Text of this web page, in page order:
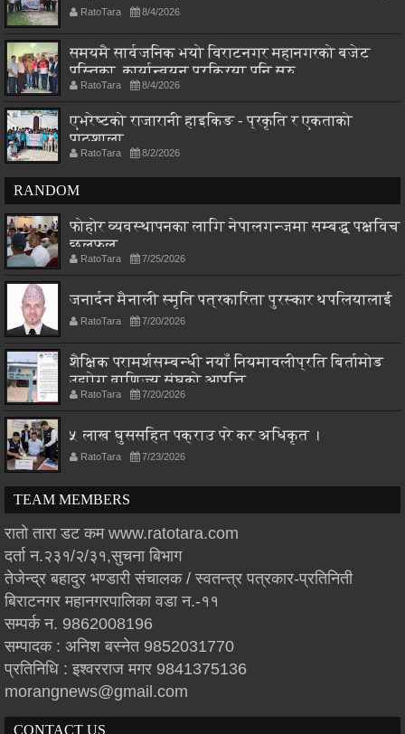
RatoTara 8/4/2026
समयमै सार्वजनिक भयो विराटनगर महानगरको बजेट
पुस्तिका, कार्यान्वयन प्रक्रिया पनि सुरु
RatoTara 8/4/2026
एभरेष्टको राजारानी हाइकिङ - प्रकृति र एकताको
पाठशाला
RatoTara 8/2/2026
RANDOM
फोहोर व्यवस्थापनका लागि नेपालगन्जमा सम्बद्ध पक्षविच
छलफल
RatoTara 7/25/2026
जनार्दन मैनाली स्मृति पत्रकारिता पुरस्कार थपलियालाई
RatoTara 7/20/2026
शैक्षिक परामर्शसम्बन्धी नयाँ नियमावलीप्रति बिर्तामोड
उद्योग वाणिज्य संघको आपत्ति
RatoTara 7/20/2026
५ लाख घुससहित पक्राउ परे कर अधिकृत ।
RatoTara 7/23/2026
TEAM MEMBERS
रातो तारा डट कम www.ratotara.com
दर्ता न.२३१/२/३१,सुचना बिभाग
तेजेन्द्र बहादुर भण्डारी संचालक / स्वतन्त्र पत्रकार-प्रतिनिती
बिराटनगर महानगरपालिका वडा न.-११
सम्पर्क न. 9862008196
सम्पादक : अनिश बस्नेत 9852031770
प्रतिनिधि : इश्वरराज मगर 9841375136
morangnews@gmail.com
CONTACT US